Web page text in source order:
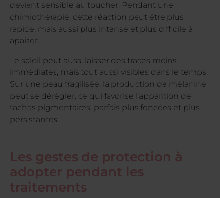
devient sensible au toucher. Pendant une
chimiothérapie, cette réaction peut être plus
rapide, mais aussi plus intense et plus difficile à
apaiser.
Le soleil peut aussi laisser des traces moins
immédiates, mais tout aussi visibles dans le temps.
Sur une peau fragilisée, la production de mélanine
peut se dérégler, ce qui favorise l’apparition de
taches pigmentaires, parfois plus foncées et plus
persistantes.
Les gestes de protection à
adopter pendant les
traitements